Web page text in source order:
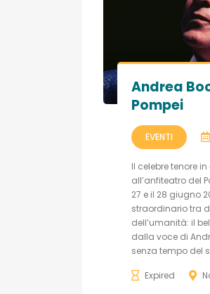
Andrea
Pompei
EVENTI
Il celebre tenore
all’anfiteatro del
27 e il 28 giugno
straordinario tra
dell’umanità: il
dalla voce di
senza tempo del
Expired